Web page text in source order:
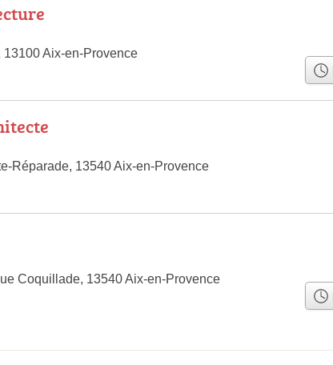
Aix-en-Provence
Réparade, 13540 Aix-en-Provence
Coquillade, 13540 Aix-en-Provence